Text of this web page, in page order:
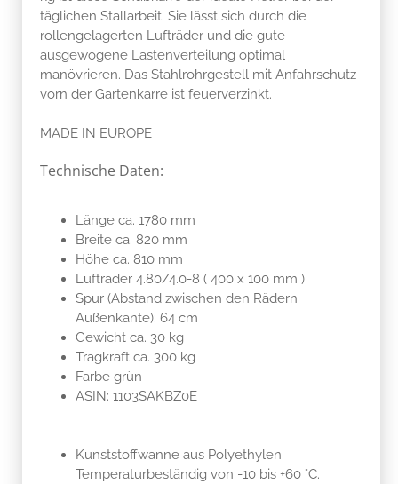
täglichen Stallarbeit. Sie lässt sich durch die
rollengelagerten Lufträder und die gute
ausgewogene Lastenverteilung optimal
manövrieren. Das Stahlrohrgestell mit Anfahrschutz
vorn der Gartenkarre ist feuerverzinkt.
MADE IN EUROPE
Technische Daten:
Länge ca. 1780 mm
Breite ca. 820 mm
Höhe ca. 810 mm
Lufträder 4.80/4.0-8 ( 400 x 100 mm )
Spur (Abstand zwischen den Rädern
Außenkante): 64 cm
Gewicht ca. 30 kg
Tragkraft ca. 300 kg
Farbe grün
ASIN: 1103SAKBZ0E
Kunststoffwanne aus Polyethylen
Temperaturbeständig von -10 bis +60 °C.